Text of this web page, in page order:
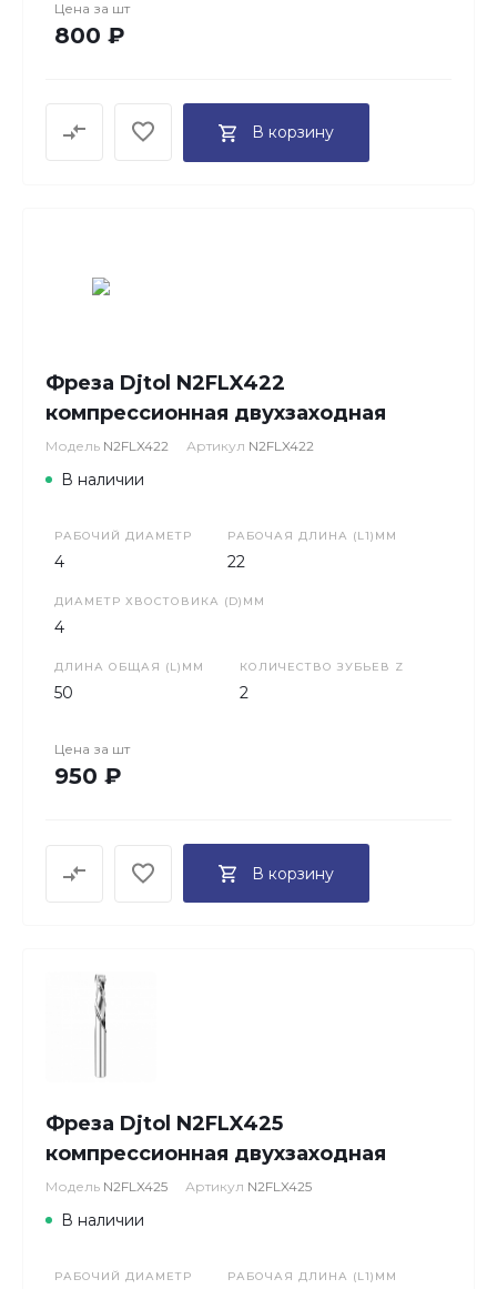
Цена за шт
800 ₽
В корзину
Фреза Djtol N2FLX422
компрессионная двухзаходная
Модель N2FLX422 Артикул N2FLX422
В наличии
РАБОЧИЙ ДИАМЕТР
4
РАБОЧАЯ ДЛИНА (L1)ММ
22
ДИАМЕТР ХВОСТОВИКА (D)ММ
4
ДЛИНА ОБЩАЯ (L)ММ
50
КОЛИЧЕСТВО ЗУБЬЕВ Z
2
Цена за шт
950 ₽
В корзину
Фреза Djtol N2FLX425
компрессионная двухзаходная
Модель N2FLX425 Артикул N2FLX425
В наличии
РАБОЧИЙ ДИАМЕТР РАБОЧАЯ ДЛИНА (L1)ММ